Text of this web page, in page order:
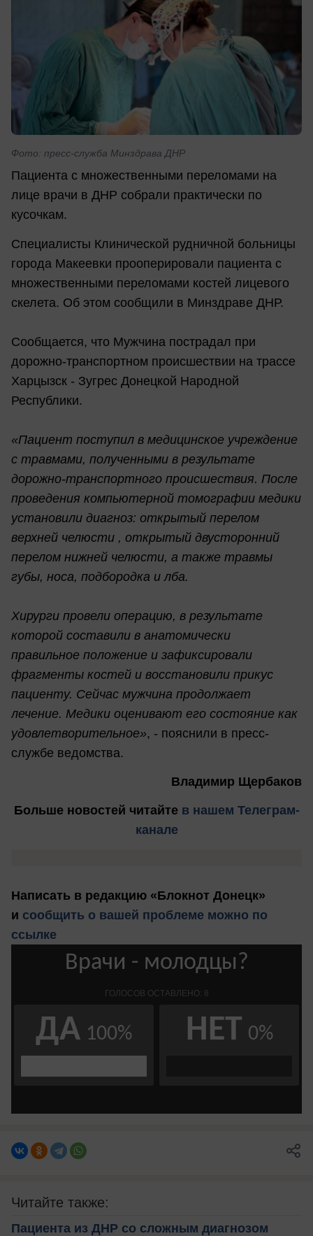
Фото: пресс-служба Минздрава ДНР
Пациента с множественными переломами на
лице врачи в ДНР собрали практически по
кусочкам.
Специалисты Клинической рудничной больницы
города Макеевки прооперировали пациента с
множественными переломами костей лицевого
скелета. Об этом сообщили в Минздраве ДНР.
Сообщается, что Мужчина пострадал при
дорожно-транспортном происшествии на трассе
Харцызск - Зугрес Донецкой Народной
Республики.
«Пациент поступил в медицинское учреждение
с травмами, полученными в результате
дорожно-транспортного происшествия. После
проведения компьютерной томографии медики
установили диагноз: открытый перелом
верхней челюсти , открытый двусторонний
перелом нижней челюсти, а также травмы
губы, носа, подбородка и лба.
Хирурги провели операцию, в результате
которой составили в анатомически
правильное положение и зафиксировали
фрагменты костей и восстановили прикус
пациенту. Сейчас мужчина продолжает
лечение. Медики оценивают его состояние как
удовлетворительное», - пояснили в пресс-
службе ведомства.
Владимир Щербаков
Больше новостей читайте в нашем Телеграм-
канале
Написать в редакцию «Блокнот Донецк»
и сообщить о вашей проблеме можно по
ссылке
Читайте также:
Пациента из ДНР со сложным диагнозом